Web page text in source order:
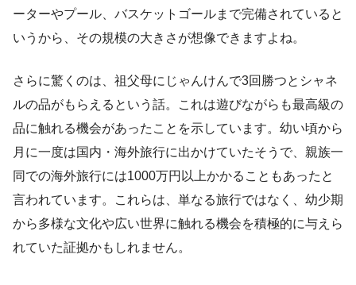
ーターやプール、バスケットゴールまで完備されていると
いうから、その規模の大きさが想像できますよね。
さらに驚くのは、祖父母にじゃんけんで3回勝つとシャネ
ルの品がもらえるという話。これは遊びながらも最高級の
品に触れる機会があったことを示しています。幼い頃から
月に一度は国内・海外旅行に出かけていたそうで、親族一
同での海外旅行には1000万円以上かかることもあったと
言われています。これらは、単なる旅行ではなく、幼少期
から多様な文化や広い世界に触れる機会を積極的に与えら
れていた証拠かもしれません。